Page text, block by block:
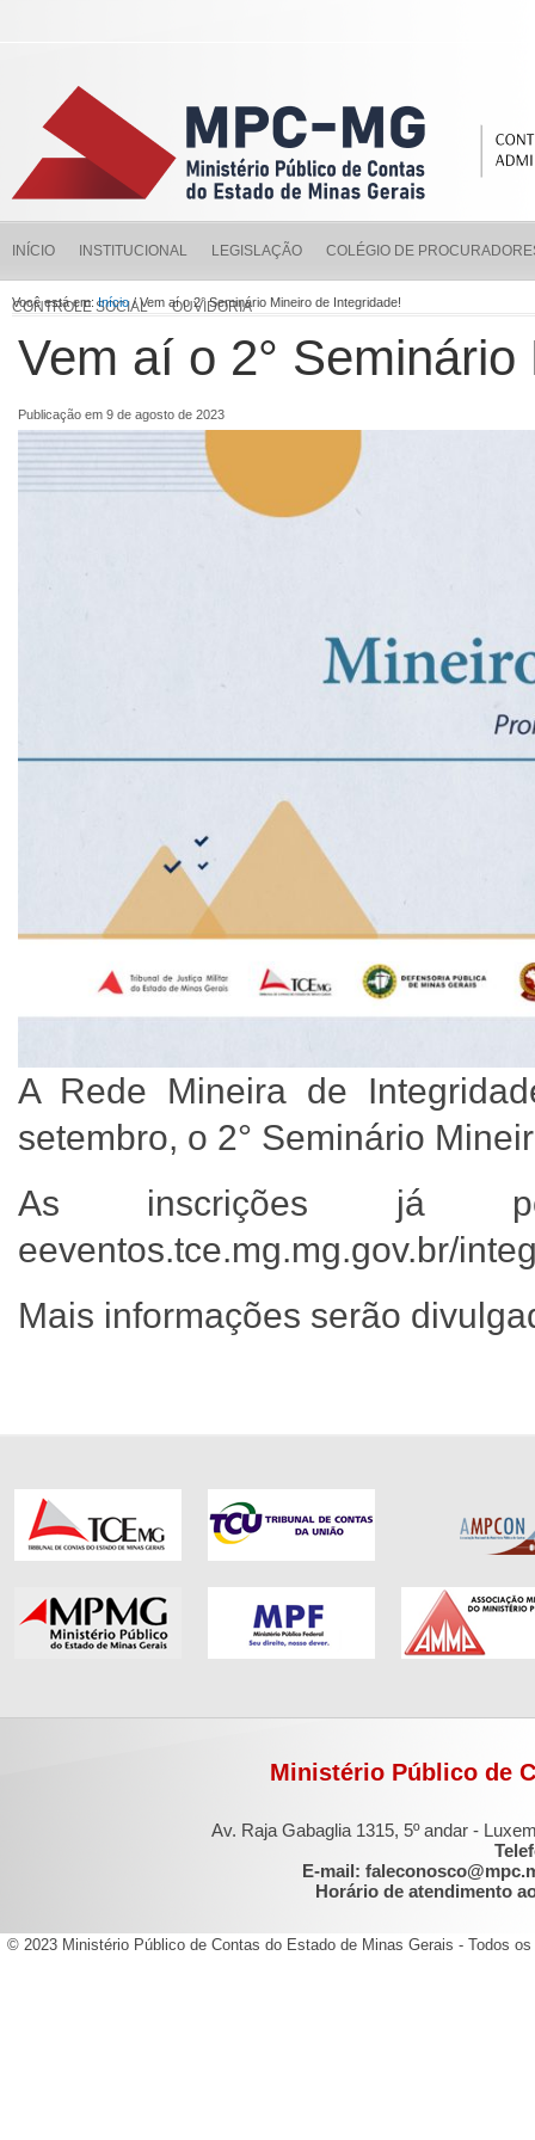
INÍCIO INSTITUCIONAL LEGISLAÇÃO COLÉGIO DE
CONTROLE SOCIAL OUVIDORIA
Você está em:Início/ Vem aí o 2° Seminário Mineiro de Integridade!
Vem aí o 2°
Publicação em 9 de agosto de 2023
A Rede Mineira de
setembro, o 2° Seminário
As inscrições já
eeventos.tce.mg.mg.gov.br/
Mais informações serão
Ministério Público de
Av. Raja Gabaglia 1315, 5º andar -
E-mail:
Horário de atendimento
© 2023 Ministério Público de Contas do Estado de Minas Gerais - Todos